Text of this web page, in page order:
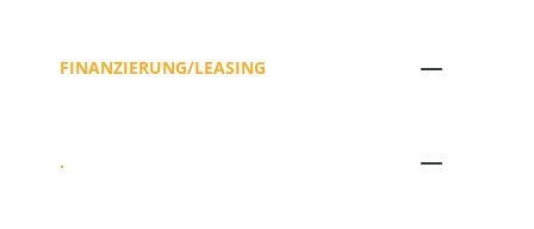
FINANZIERUNG/LEASING
.